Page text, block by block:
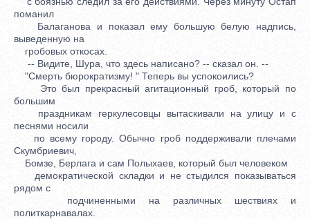
поманил
Балаганова и показал ему большую белую надпись,
выведенную на
гробовых откосах.
-- Видите, Шура, что здесь написано? -- сказал он. --
"Смерть бюрократизму! " Теперь вы успокоились?
Это был прекрасный агитационный гроб, который по
большим
праздникам геркулесовцы вытаскивали на улицу и с
песнями носили
по всему городу. Обычно гроб поддерживали плечами
Скумбриевич,
Бомзе, Берлага и сам Полыхаев, который был человеком
демократической складки и не стыдился показываться
рядом с
подчиненными на различных шествиях и
политкарнавалах.